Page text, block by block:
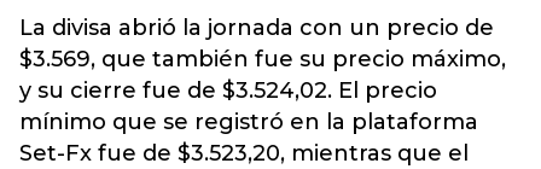
La divisa abrió la jornada con un precio de
$3.569, que también fue su precio máximo,
y su cierre fue de $3.524,02. El precio
mínimo que se registró en la plataforma
Set-Fx fue de $3.523,20, mientras que el